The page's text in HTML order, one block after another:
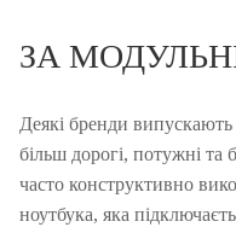
ЗА
Деякі бренди
більш дорогі, потужні та
часто конструктивно
ноутбука, яка